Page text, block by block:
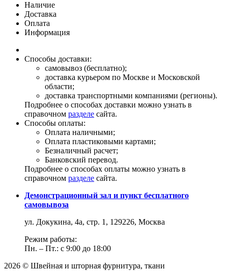
Наличие
Доставка
Оплата
Информация
Способы доставки:
самовывоз (бесплатно);
доставка курьером по Москве и Московской
области;
доставка транспортными компаниями (регионы).
Подробнее о способах доставки можно узнать в
справочном разделе сайта.
Способы оплаты:
Оплата наличными;
Оплата пластиковыми картами;
Безналичный расчет;
Банковский перевод.
Подробнее о способах оплаты можно узнать в
справочном разделе сайта.
Демонстрационный зал и пункт бесплатного
самовывоза
ул. Докукина, 4а, стр. 1, 129226, Москва
Режим работы:
Пн. – Пт.: с 9:00 до 18:00
2026 © Швейная и шторная фурнитура, ткани